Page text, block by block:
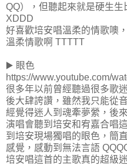
QQ），但聽起來就是硬生
XDDD
好喜歡培安唱溫柔的情歌噢
溫柔情歌啊 TTTTT
▶️ 眼色
https://www.youtube.com/
很多年以前曾經聽過很多歌
後大肆誇讚，雖然我只能從
經覺得迷人到魂牽夢縈，後
演唱會聽到培安和宥嘉合唱
到培安現場獨唱的眼色，簡
感覺，感動到無法言語
培安唱這首的主歌真的超級